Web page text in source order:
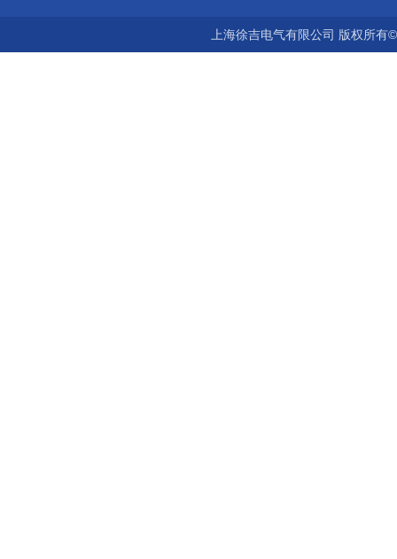
上海徐吉电气有限公司 版权所